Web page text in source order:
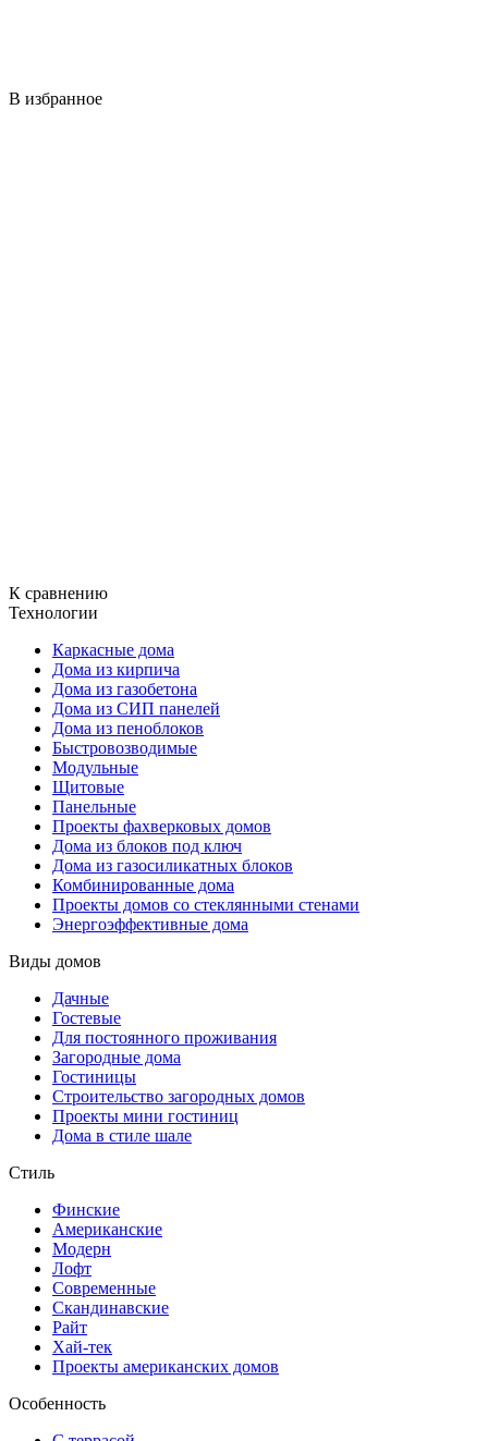
В избранное
К сравнению
Технологии
Каркасные дома
Дома из кирпича
Дома из газобетона
Дома из СИП панелей
Дома из пеноблоков
Быстровозводимые
Модульные
Щитовые
Панельные
Проекты фахверковых домов
Дома из блоков под ключ
Дома из газосиликатных блоков
Комбинированные дома
Проекты домов со стеклянными стенами
Энергоэффективные дома
Виды домов
Дачные
Гостевые
Для постоянного проживания
Загородные дома
Гостиницы
Строительство загородных домов
Проекты мини гостиниц
Дома в стиле шале
Стиль
Финские
Американские
Модерн
Лофт
Современные
Скандинавские
Райт
Хай-тек
Проекты американских домов
Особенность